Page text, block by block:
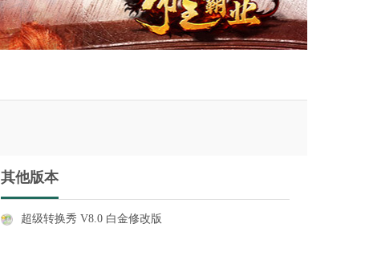
其他版本
超级转换秀 V8.0 白金修改版